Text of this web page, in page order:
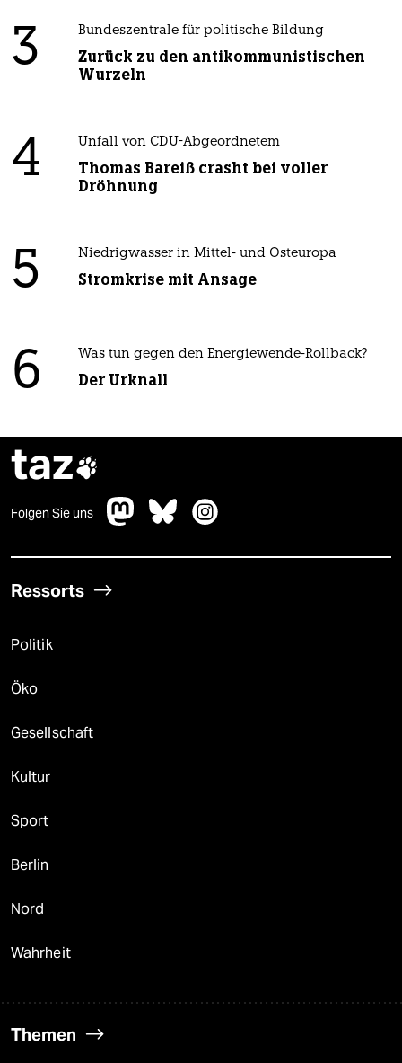
3 Bundeszentrale für politische Bildung
Zurück zu den antikommunistischen
Wurzeln
4 Unfall von CDU-Abgeordnetem
Thomas Bareiß crasht bei voller
Dröhnung
5 Niedrigwasser in Mittel- und Osteuropa
Stromkrise mit Ansage
6 Was tun gegen den Energiewende-Rollback?
Der Urknall
taz
Folgen Sie uns
Ressorts
Politik
Öko
Gesellschaft
Kultur
Sport
Berlin
Nord
Wahrheit
Themen